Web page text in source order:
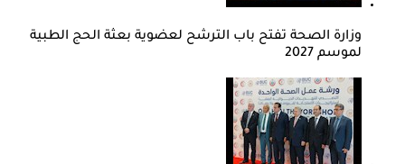
وزارة الصحة تفتح باب الترشح لعضوية بعثة الحج الطبية
لموسم 2027